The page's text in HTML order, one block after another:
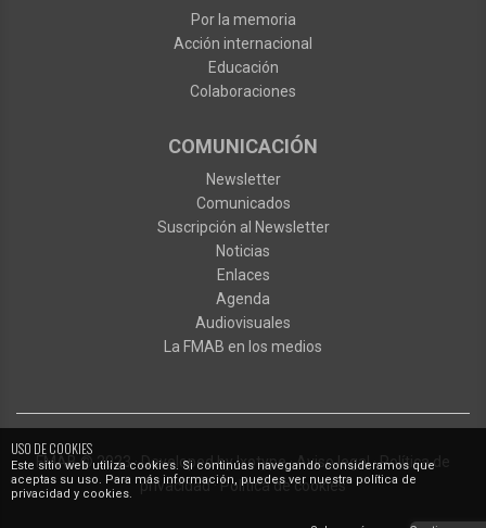
USO DE COOKIES
Este sitio web utiliza cookies. Si continúas navegando consideramos que
aceptas su uso. Para más información, puedes ver nuestra política de
privacidad y cookies.
Por la memoria
Acción internacional
Educación
Colaboraciones
COMUNICACIÓN
Newsletter
Comunicados
Suscripción al Newsletter
Noticias
Enlaces
Agenda
Audiovisuales
La FMAB en los medios
FMAB© 2023·Developed byIxotype·Aviso legal·Política de
privacidad·Política de cookies